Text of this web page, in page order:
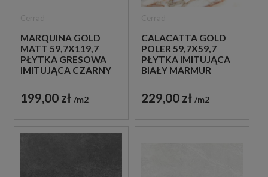
MARQUINA GOLD
MATT 59,7X119,7
PŁYTKA GRESOWA
IMITUJĄCA CZARNY
199,00 zł m2
CALACATTA GOLD
POLER 59,7X59,7
PŁYTKA IMITUJĄCA
BIAŁY MARMUR
229,00 zł m2